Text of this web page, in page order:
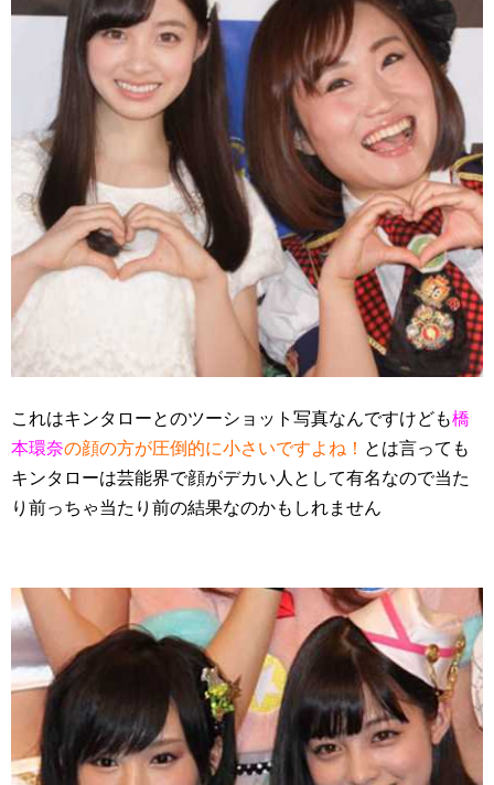
これはキンタローとのツーショット写真なんですけども橋
本環奈の顔の方が圧倒的に小さいですよね！ とは言っても
キンタローは芸能界で顔がデカい人として有名なので当た
り前っちゃ当たり前の結果なのかもしれません